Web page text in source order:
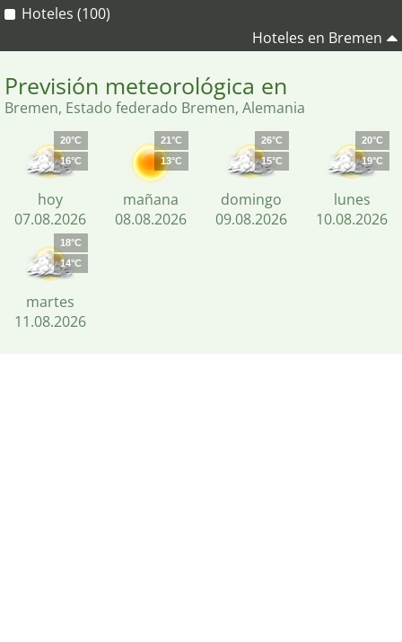
Hoteles (100)
Hoteles en Bremen
Previsión meteorológica en
Bremen, Estado federado Bremen, Alemania
20°C
16°C
hoy
07.08.2026
21°C
13°C
mañana
08.08.2026
26°C
15°C
domingo
09.08.2026
20°C
19°C
lunes
10.08.2026
18°C
14°C
martes
11.08.2026